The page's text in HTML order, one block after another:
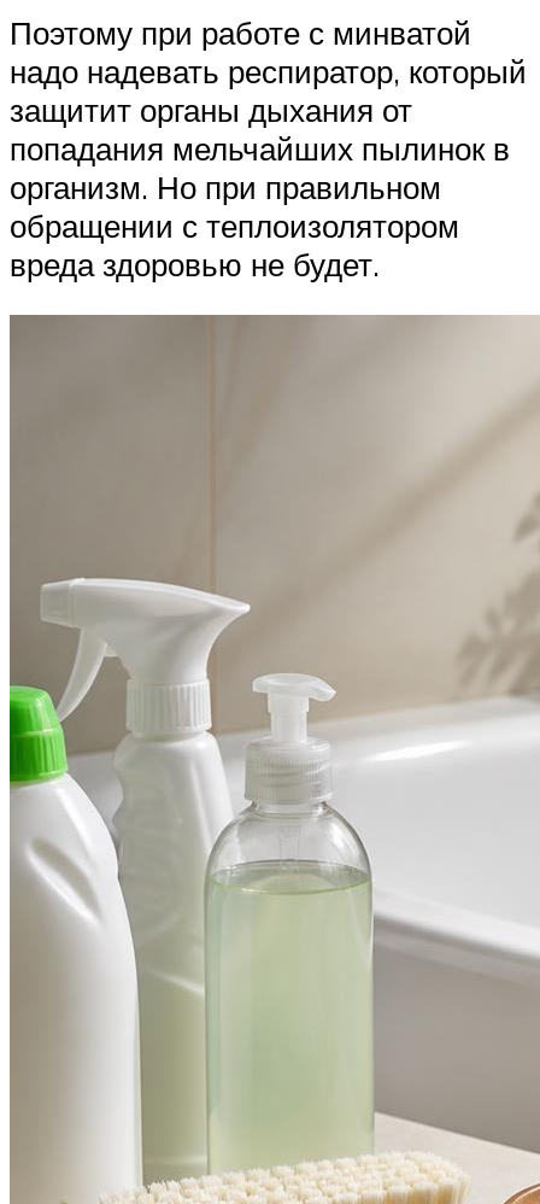
Поэтому при работе с минватой
надо надевать респиратор, который
защитит органы дыхания от
попадания мельчайших пылинок в
организм. Но при правильном
обращении с теплоизолятором
вреда здоровью не будет.